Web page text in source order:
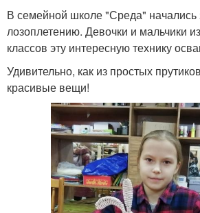
В семейной школе "Среда" начались
лозоплетению. Девочки и мальчики
классов эту интересную технику
Удивительно, как из простых
красивые вещи!